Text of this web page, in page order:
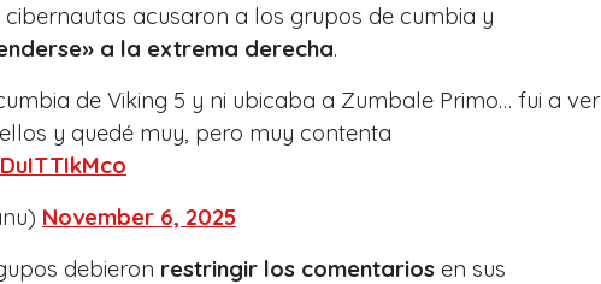
cibernautas acusaron a los grupos de cumbia y
a la extrema derecha.
de Viking 5 y ni ubicaba a Zumbale Primo… fui a ver
y quedé muy, pero muy contenta
November 6, 2025
debieron restringir los comentarios en sus